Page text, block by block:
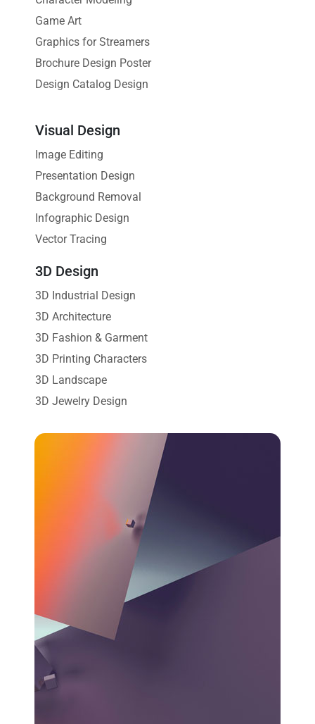
Game Art
Graphics for Streamers
Brochure Design Poster
Design Catalog Design
Visual Design
Image Editing
Presentation Design
Background Removal
Infographic Design
Vector Tracing
3D Design
3D Industrial Design
3D Architecture
3D Fashion & Garment
3D Printing Characters
3D Landscape
3D Jewelry Design